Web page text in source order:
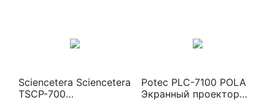
Sciencetera Sciencetera
TSCP-700
Potec PLC-7100 POLA
Экранный проектор